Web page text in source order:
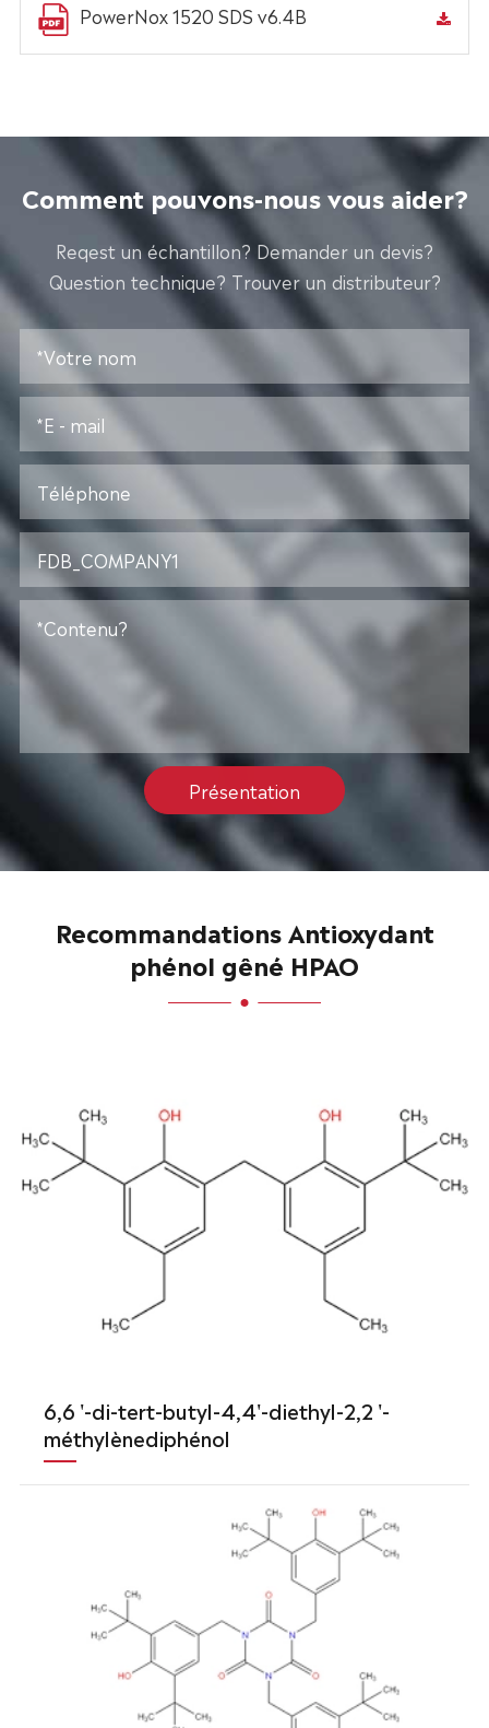
PowerNox 1520 SDS v6.4B
Comment pouvons-nous vous aider?
Reqest un échantillon? Demander un devis?
Question technique? Trouver un distributeur?
Présentation
Recommandations Antioxydant
phénol gêné HPAO
6,6 '-di-tert-butyl-4,4'-diethyl-2,2 '-
méthylènediphénol